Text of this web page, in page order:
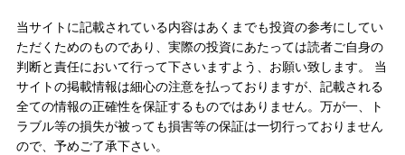
当サイトに記載されている内容はあくまでも投資の参考にしてい
ただくためのものであり、実際の投資にあたっては読者ご自身の
判断と責任において行って下さいますよう、お願い致します。 当
サイトの掲載情報は細心の注意を払っておりますが、記載される
全ての情報の正確性を保証するものではありません。万が一、ト
ラブル等の損失が被っても損害等の保証は一切行っておりません
ので、予めご了承下さい。